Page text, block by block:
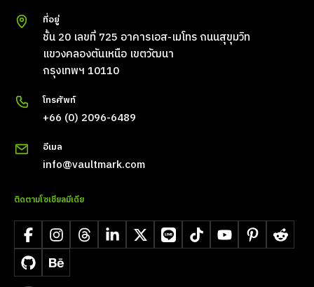
ที่อยู่
ชั้น 20 เลขที่ 725 อาคารเอส-เมโทร ถนนสุขุมวิท
แขวงคลองตันเหนือ เขตวัฒนา
กรุงเทพฯ 10110
โทรศัพท์
+66 (0) 2096-6489
อีเมล
info@vaultmark.com
ติดตามโซเชียลมีเดีย
FacebookInstagramThreadsLinkedIn
X LINE TikTokYouTubePinterestReddit
GitHubBehance